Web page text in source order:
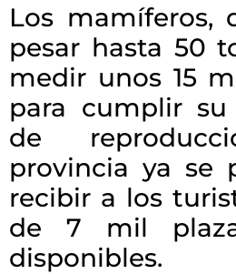
Los mamíferos,
pesar hasta 50
medir unos 15
para cumplir
de
provincia ya se
recibir a los
de 7 mil
disponibles.